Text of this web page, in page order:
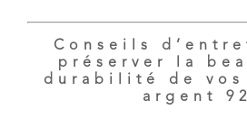
Conseils
préserver la
durabilité de vos
argent